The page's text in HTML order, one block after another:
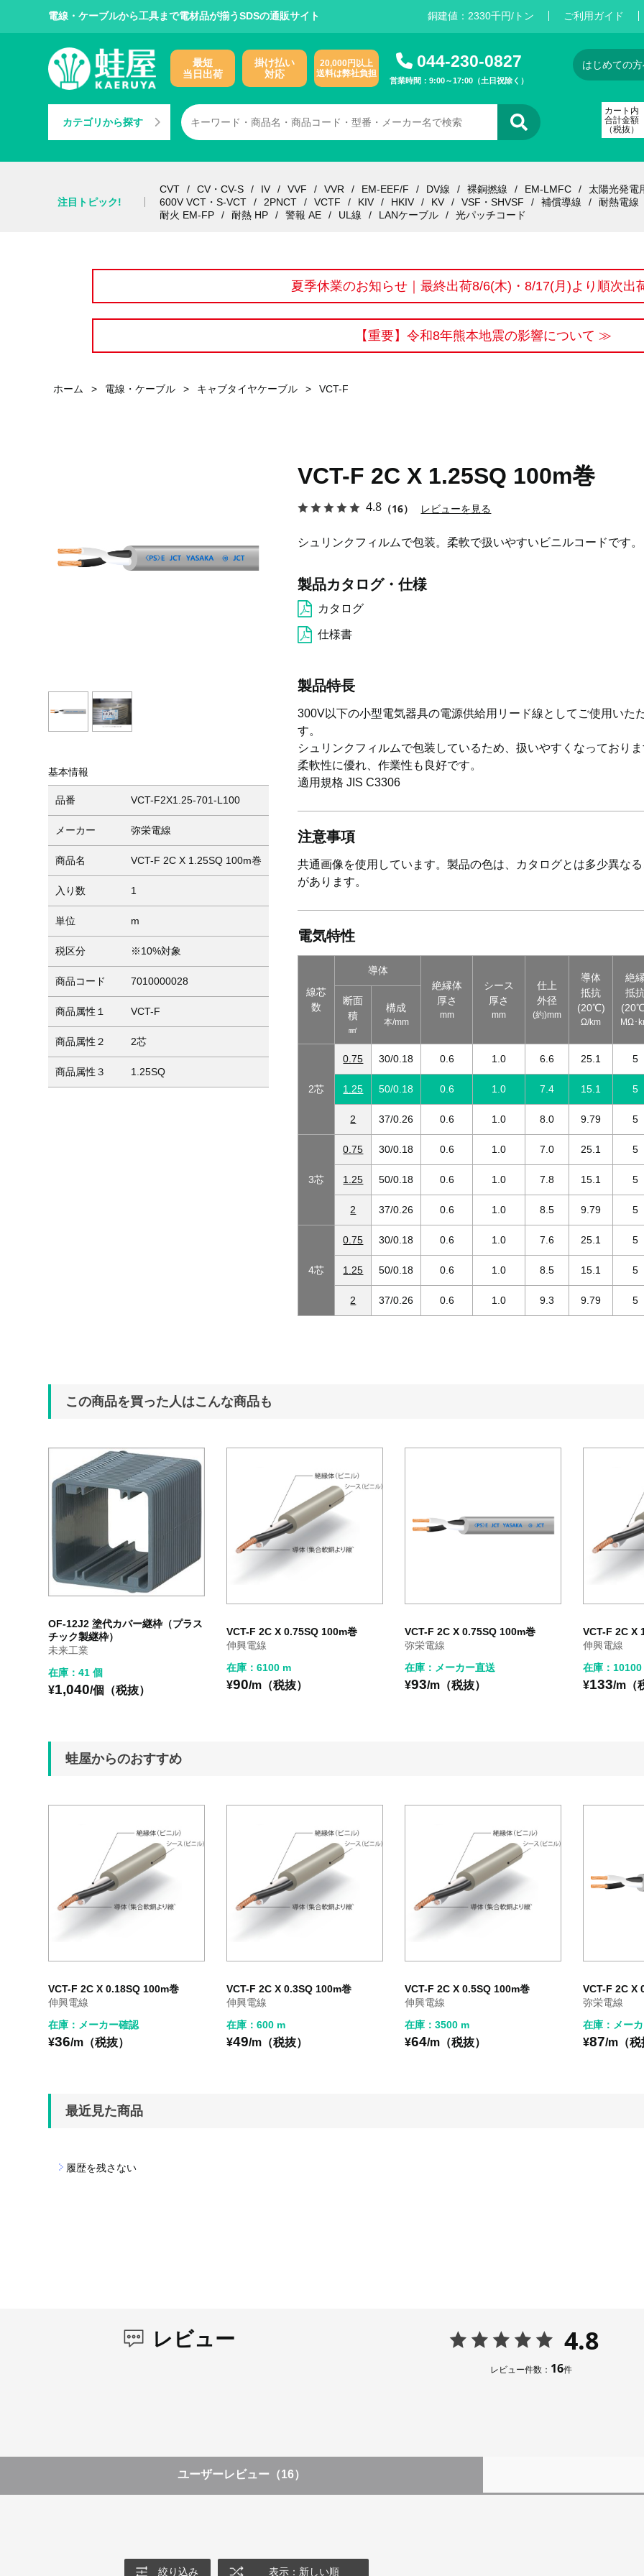
電線・ケーブルから工具まで電材品が揃うSDSの通販サイト 銅建値： 2330千円/トン ご利用ガイド
最短
当日出荷
掛け払い
対応
20,000円以上
送料は弊社負担
044-230-0827
営業時間：9:00～17:00（土日祝除く）
カテゴリから探す
はじめての
カート内
合計金額
（税抜）
注目トピック!
CVT CV・CV-S IV VVF VVR EM-EEF/F DV線 裸銅撚線 EM-LMFC 太陽光発電
600V VCT・S-VCT
2PNCT VCTF KIV HKIV KV VSF・SHVSF 補償導線 耐熱電線
耐火 EM-FP
耐熱 HP 警報 AE UL線 LANケーブル 光パッチコード
夏季休業のお知らせ｜最終出荷8/6(木)・8/17(月)より順次出
【重要】令和8年熊本地震の影響について ≫
ホーム > 電線・ケーブル > キャブタイヤケーブル > VCT-F
基本情報
品番 VCT-F2X1.25-701-L100
メーカー 弥栄電線
商品名 VCT-F 2C X 1.25SQ 100m巻
入り数 1
単位 m
税区分 ※10%対象
商品コード 7010000028
商品属性１ VCT-F
商品属性２ 2芯
商品属性３ 1.25SQ
VCT-F 2C X 1.25SQ 100m巻
4.8 （16） レビューを見る
シュリンクフィルムで包装。柔軟で扱いやすいビニルコードです。
製品カタログ・仕様
カタログ
仕様書
製品特長
300V以下の小型電気器具の電源供給用リード線としてご使用いた
す。
シュリンクフィルムで包装しているため、扱いやすくなっておりま
柔軟性に優れ、作業性も良好です。
適用規格 JIS C3306
注意事項
共通画像を使用しています。製品の色は、カタログとは多少異なる
があります。
電気特性
線芯
数
導体
絶縁体
厚さ
mm
シース
厚さ
mm
仕上
外径
(約)mm
導体
抵抗
(20℃)
Ω/km
絶縁
抵抗
MΩ･
断面
積
㎟
構成
本/mm
2芯
0.75 30/0.18 0.6 1.0 6.6 25.1 5
1.25 50/0.18 0.6 1.0 7.4 15.1 5
2 37/0.26 0.6 1.0 8.0 9.79 5
3芯
0.75 30/0.18 0.6 1.0 7.0 25.1 5
1.25 50/0.18 0.6 1.0 7.8 15.1 5
2 37/0.26 0.6 1.0 8.5 9.79 5
4芯
0.75 30/0.18 0.6 1.0 7.6 25.1 5
1.25 50/0.18 0.6 1.0 8.5 15.1 5
2 37/0.26 0.6 1.0 9.3 9.79 5
この商品を買った人はこんな商品も
OF-12J2 塗代カバー継枠（プラス
チック製継枠）
未来工業
在庫：41 個
¥1,040/個（税抜）
VCT-F 2C X 0.75SQ 100m巻
伸興電線
在庫：6100 m
¥90/m（税抜）
VCT-F 2C X 0.75SQ 100m巻
弥栄電線
在庫：メーカー直送
¥93/m（税抜）
VCT-F 2C X
伸興電線
在庫：10100
¥133/m（
蛙屋からのおすすめ
VCT-F 2C X 0.18SQ 100m巻
伸興電線
在庫：メーカー確認
¥36/m（税抜）
VCT-F 2C X 0.3SQ 100m巻
伸興電線
在庫：600 m
¥49/m（税抜）
VCT-F 2C X 0.5SQ 100m巻
伸興電線
在庫：3500 m
¥64/m（税抜）
VCT-F 2C X
弥栄電線
在庫：メー
¥87/m（税
最近見た商品
履歴を残さない
レビュー 4.8
レビュー件数： 16件
ユーザーレビュー （16）
絞り込み 表示：新しい順